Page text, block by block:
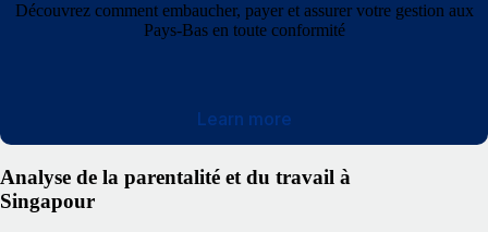
Découvrez comment embaucher, payer et assurer votre gestion aux
Pays-Bas en toute conformité
Learn more
Analyse de la parentalité et du travail à
Singapour